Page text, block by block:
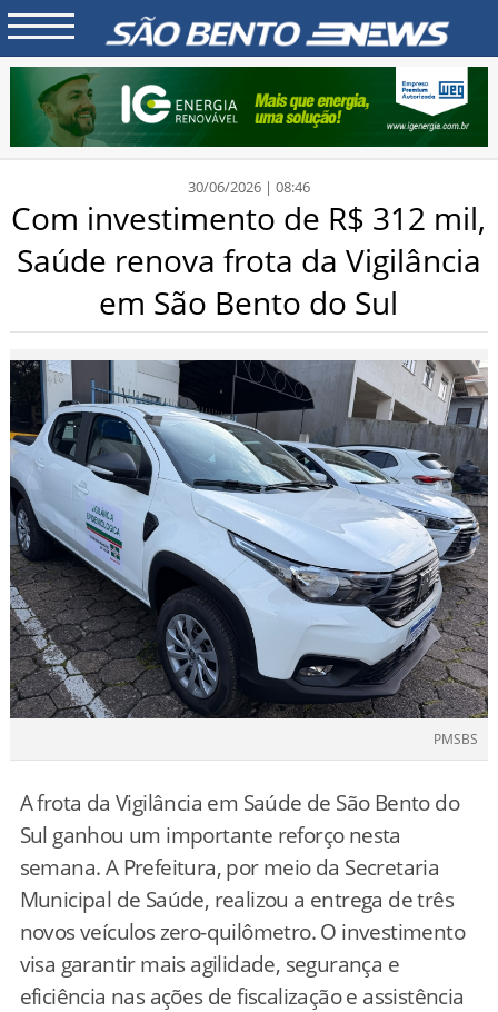
30/06/2026 | 08:46
Com investimento de R$ 312 mil,
Saúde renova frota da Vigilância
em São Bento do Sul
PMSBS
A frota da Vigilância em Saúde de São Bento do
Sul ganhou um importante reforço nesta
semana. A Prefeitura, por meio da Secretaria
Municipal de Saúde, realizou a entrega de três
novos veículos zero-quilômetro. O investimento
visa garantir mais agilidade, segurança e
eficiência nas ações de fiscalização e assistência